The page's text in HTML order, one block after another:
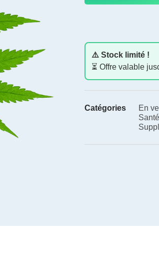
⚠️ Stock limité !
⏳ Offre valable
Catégories En